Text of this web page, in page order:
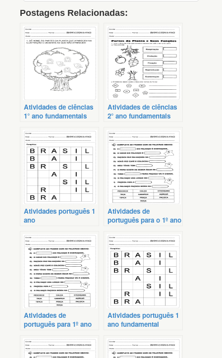
Postagens Relacionadas:
Atividades de ciências
1° ano fundamentais
Atividades de ciências
2° ano fundamentais
Atividades português 1
ano
Atividades de
português para o 1º ano
Atividades de
português para 1º ano
Atividades português 1
ano fundamental